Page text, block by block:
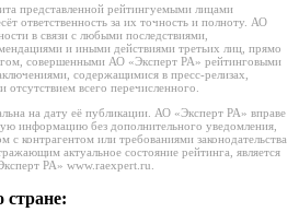
представленной рейтингуемыми лицами
ответственность за их точность и полноту. АО
в связи с любыми последствиями,
и иными действиями третьих лиц, прямо
совершенными АО «Эксперт РА» рейтинговыми
содержащимися в пресс-релизах,
всего перечисленного.
на дату её публикации. АО «Эксперт РА» вправе
информацию без дополнительного уведомления,
с контрагентом или требованиями законодательства
актуальное состояние рейтинга, является
РА» www.raexpert.ru.